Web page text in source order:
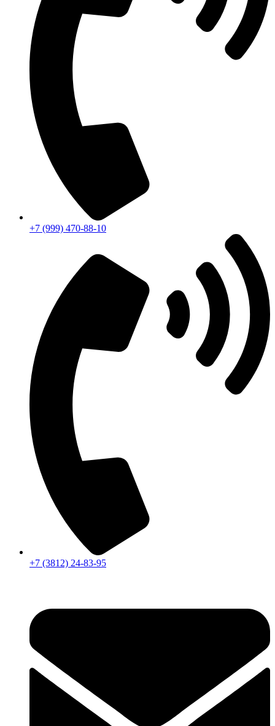
+7 (999) 470-88-10
+7 (3812) 24-83-95